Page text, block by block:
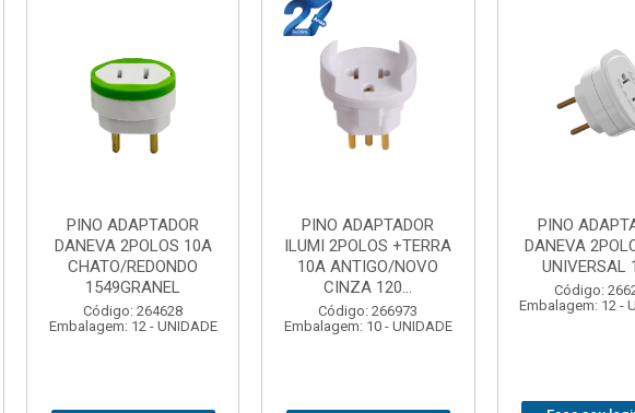
PINO ADAPTADOR
DANEVA 2POLOS 10A
CHATO/REDONDO
1549GRANEL
Código: 264628
Embalagem: 12 - UNIDADE
PINO ADAPTADOR
ILUMI 2POLOS +TERRA
10A ANTIGO/NOVO
CINZA 120...
Código: 266973
Embalagem: 10 - UNIDADE
PINO
DANEVA
UNIVERSAL
Código:
Embalagem: 12 -